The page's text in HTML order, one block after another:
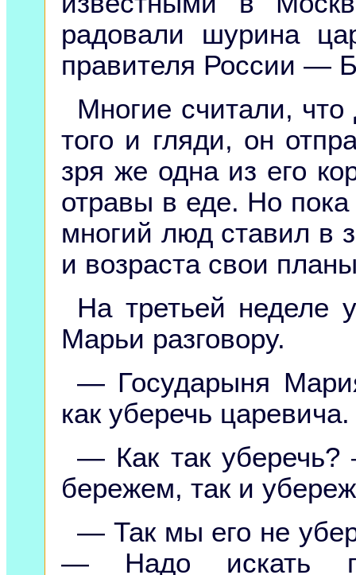
радовали шурина
правителя России —
Многие считали,
того и гляди, он
зря же одна из его
отравы в еде. Но
многий люд ставил в
и возраста свои
На третьей неделе
Марьи разговору.
— Государыня
как уберечь царевича.
— Как так
бережем, так и
— Так мы его не
— Надо искать